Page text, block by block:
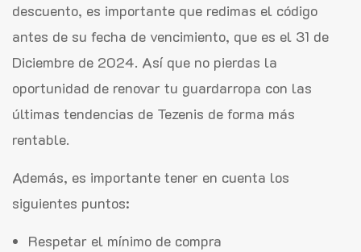
descuento, es importante que redimas el código
antes de su fecha de vencimiento, que es el 31 de
Diciembre de 2024. Así que no pierdas la
oportunidad de renovar tu guardarropa con las
últimas tendencias de Tezenis de forma más
rentable.
Además, es importante tener en cuenta los
siguientes puntos:
Respetar el mínimo de compra